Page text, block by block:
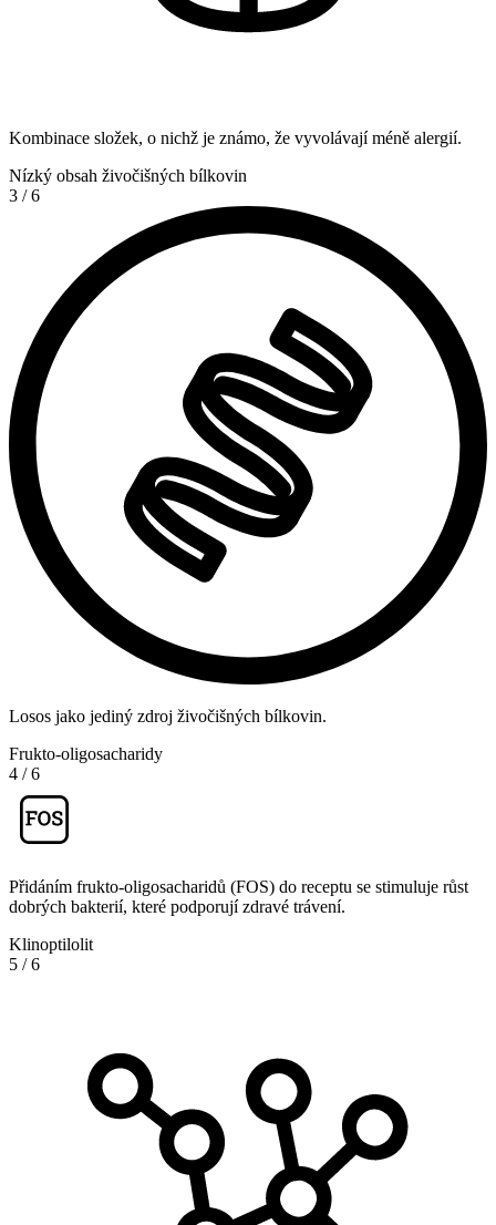
Kombinace složek, o nichž je známo, že vyvolávají méně alergií.
Nízký obsah živočišných bílkovin
3 /6
Losos jako jediný zdroj živočišných bílkovin.
Frukto-oligosacharidy
4 /6
Přidáním frukto-oligosacharidů (FOS) do receptu se stimuluje růst
dobrých bakterií, které podporují zdravé trávení.
Klinoptilolit
5 /6